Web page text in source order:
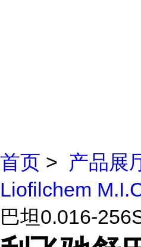
首页 > 产品展
Liofilchem
巴坦0.016-